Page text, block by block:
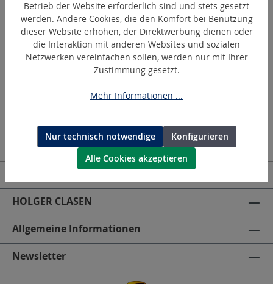
Record "C" 115-M14
Entrostungs- und Reinigungsmaschine
Kontakt | Deutschland
HOLGER CLASEN
Allgemeine Informationen
Newsletter
Betrieb der Website erforderlich sind und stets gesetzt
werden. Andere Cookies, die den Komfort bei Benutzung
dieser Website erhöhen, der Direktwerbung dienen oder
die Interaktion mit anderen Websites und sozialen
Netzwerken vereinfachen sollen, werden nur mit Ihrer
Zustimmung gesetzt.
Mehr Informationen ...
Nur technisch notwendige
Konfigurieren
Alle Cookies akzeptieren